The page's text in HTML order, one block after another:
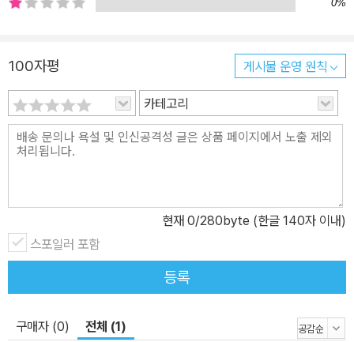
보가 아니라, 개개의 사연으로 접근할 때 비로소 진실하게 드러난다.
공원에서 폭발이 일어났다고 했고, 또 어느 날은 예배당 건물에 포탄
이 떨어졌다고 했습니다. 그러나 뉴스에서는 거기까지만 말해 줄 뿐,
죽거나 다치게 된 이들이 간직한 이야기들에 대해서는 입을 다물었습
는 하이달, 초등학교에서 아이들을 가르치는 파라, 타고난 손재주로
자동차를 만드는 기술자가 되고 싶다는 모하메드, 자식, 손자들과 한
집에 모여 사는 것이 생의 마지막 꿈인 나이 아흔의 무스타파, 아이들
을 돌보며 살고 싶다는 도하와 마을에서 공부방을 운영하는 그녀의
키우며 ‘우리’와 다르지 않은 삶을 사는 평범한 사람들이었다. 그렇기
0%
100자평 게시물 운영 원칙
카테고리
현재 0/280byte (한글 140자 이내)
스포일러 포함
등록
구매자 (0) 전체 (1)